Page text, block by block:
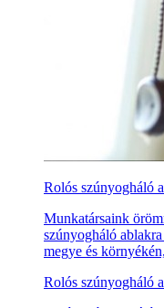
Rolós szúnyogháló
Munkatársaink
szúnyogháló
megye és
Rolós szúnyogháló